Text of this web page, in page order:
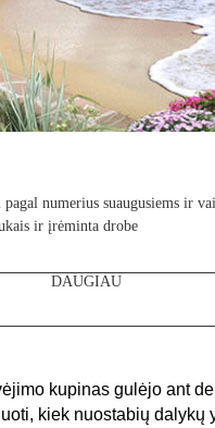
pagal numerius suaugusiems ir
ir įrėminta drobe
DAUGIAU
kupinas gulėjo ant
kiek nuostabių dalykų